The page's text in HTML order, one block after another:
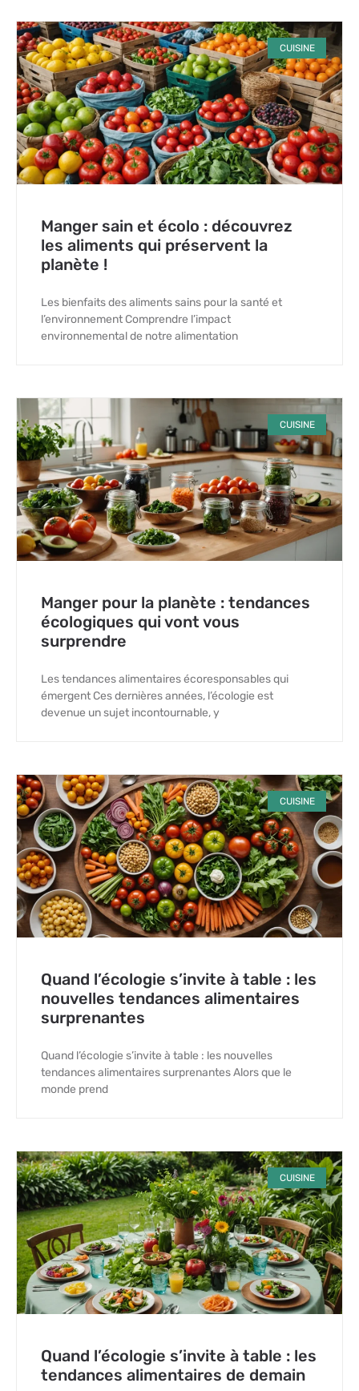
CUISINE
Manger sain et écolo : découvrez
les aliments qui préservent la
planète !
Les bienfaits des aliments sains pour la santé et
l’environnement Comprendre l’impact
environnemental de notre alimentation
CUISINE
Manger pour la planète : tendances
écologiques qui vont vous
surprendre
Les tendances alimentaires écoresponsables qui
émergent Ces dernières années, l’écologie est
devenue un sujet incontournable, y
CUISINE
Quand l’écologie s’invite à table : les
nouvelles tendances alimentaires
surprenantes
Quand l’écologie s’invite à table : les nouvelles
tendances alimentaires surprenantes Alors que le
monde prend
CUISINE
Quand l’écologie s’invite à table : les
tendances alimentaires de demain